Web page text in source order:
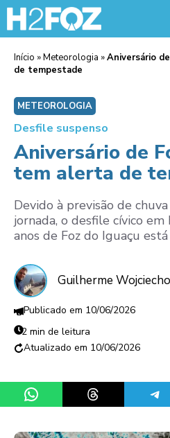
Início »Meteorologia »Aniversário
de tempestade
METEOROLOGIA
Desfile suspenso
Aniversário de
tem alerta de
Devido à previsão de
jornada, o desfile cívico
anos de Foz do Iguaçu
Guilherme
10/06/2026
2 min de leitura
10/06/2026
Share on WhatsAppShare on Threads